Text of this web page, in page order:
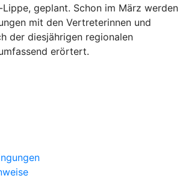
Lippe, geplant. Schon im März werden
mit den Vertreterinnen und
der diesjährigen regionalen
erörtert.